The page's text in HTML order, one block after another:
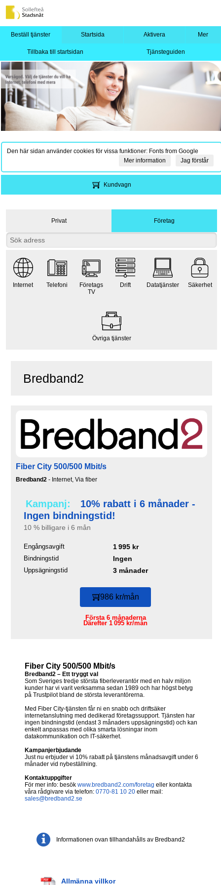
Beställ tjänster Startsida Aktivera Mer
Tillbaka till startsidan Tjänsteguiden
Den här sidan använder cookies för vissa funktioner: Fonts from Google
Jag förstår
Mer information
Kundvagn
Privat Företag
Internet Telefoni
Företags
TV
Drift Datatjänster Säkerhet
Övriga tjänster
Bredband2
Fiber City 500/500 Mbit/s
Bredband2 - Internet, Via fiber
Kampanj:
10% rabatt i 6 månader -
Ingen bindningstid!
10 % billigare i 6 mån
Engångsavgift 1 995 kr
Bindningstid Ingen
Uppsägningstid 3 månader
986 kr/mån
Första 6 månaderna
Därefter 1 095 kr/mån
Fiber City 500/500 Mbit/s
Bredband2 – Ett tryggt val
Som Sveriges tredje största fiberleverantör med en halv miljon
kunder har vi varit verksamma sedan 1989 och har högst betyg
på Trustpilot bland de största leverantörerna.
Med Fiber City-tjänsten får ni en snabb och driftsäker
internetanslutning med dedikerad företagssupport. Tjänsten har
ingen bindningstid (endast 3 månaders uppsägningstid) och kan
enkelt anpassas med olika smarta lösningar inom
datakommunikation och IT-säkerhet.
Kampanjerbjudande
Just nu erbjuder vi 10% rabatt på tjänstens månadsavgift under 6
månader vid nybeställning.
Kontaktuppgifter
För mer info: besök www.bredband2.com/foretag eller kontakta
våra rådgivare via telefon: 0770-81 10 20 eller mail:
sales@bredband2.se
Informationen ovan tillhandahålls av Bredband2
Allmänna villkor